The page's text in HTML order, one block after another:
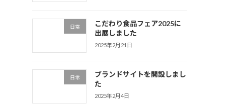
日常
こだわり食品フェア2025に
出展しました
2025年2月21日
日常
ブランドサイトを開設しまし
た
2025年2月4日